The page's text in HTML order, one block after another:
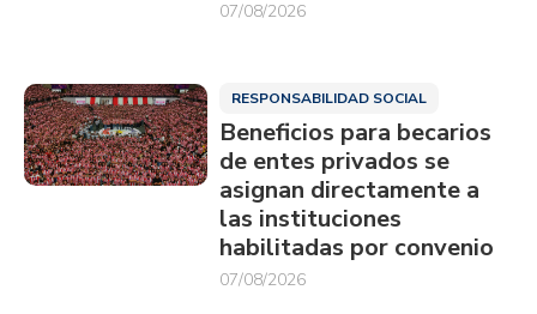
07/08/2026
RESPONSABILIDAD SOCIAL
Beneficios para becarios
de entes privados se
asignan directamente a
las instituciones
habilitadas por convenio
07/08/2026